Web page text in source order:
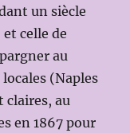
un siècle
celle de
au
(Naples
claires, au
en 1867 pour